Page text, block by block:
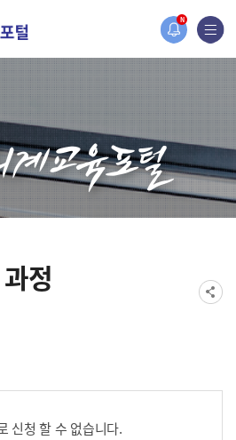
N
편되었습니다.
홈페이지가 새롭게 개설되었습니다.
정
신청 할 수 없습니다.